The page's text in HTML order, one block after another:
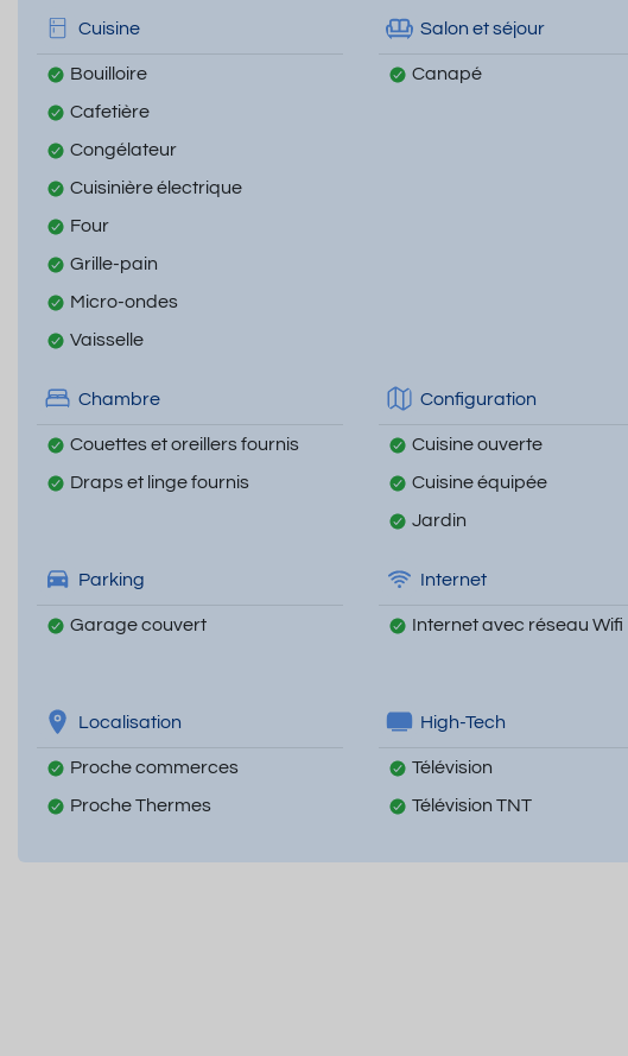
Cuisine
Bouilloire
Cafetière
Congélateur
Cuisinière électrique
Four
Grille-pain
Micro-ondes
Vaisselle
Salon et séjour
Canapé
Chambre
Couettes et oreillers fournis
Draps et linge fournis
Configuration
Cuisine ouverte
Cuisine équipée
Jardin
Parking
Garage couvert
Internet
Internet avec réseau Wifi
Localisation
Proche commerces
Proche Thermes
High-Tech
Télévision
Télévision TNT